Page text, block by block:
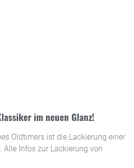
im neuen Glanz!
Oldtimers ist die Lackierung einer
Alle Infos zur Lackierung von